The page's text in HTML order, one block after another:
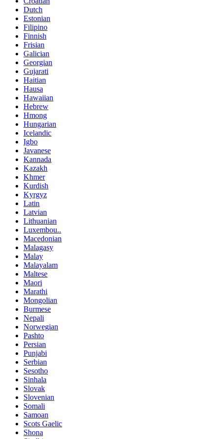
Dutch
Estonian
Filipino
Finnish
Frisian
Galician
Georgian
Gujarati
Haitian
Hausa
Hawaiian
Hebrew
Hmong
Hungarian
Icelandic
Igbo
Javanese
Kannada
Kazakh
Khmer
Kurdish
Kyrgyz
Latin
Latvian
Lithuanian
Luxembou..
Macedonian
Malagasy
Malay
Malayalam
Maltese
Maori
Marathi
Mongolian
Burmese
Nepali
Norwegian
Pashto
Persian
Punjabi
Serbian
Sesotho
Sinhala
Slovak
Slovenian
Somali
Samoan
Scots Gaelic
Shona